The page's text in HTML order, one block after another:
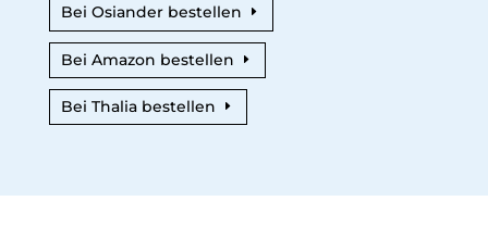
Bei Osiander bestellen
Bei Amazon bestellen
Bei Thalia bestellen